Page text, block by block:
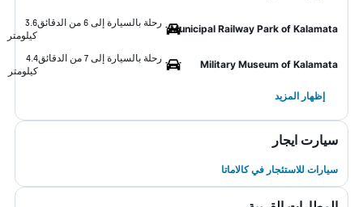
Municipal Railway Park of Kalamata
رحلة بالسيارة إلى 6 من الدقائق
3.6
كيلومتر
Military Museum of Kalamata
رحلة بالسيارة إلى 7 من الدقائق
4.4
كيلومتر
إظهار المزيد
سيارت ايجار
سيارات للاستئجار في كالاماتا